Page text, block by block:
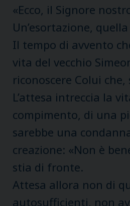
«Ecco, il Signore
Un’esortazione,
Il tempo di avvento
vita del vecchio
riconoscere Colui
L’attesa intreccia la
compimento, di una
sarebbe una
creazione: «Non è
stia di fronte.
Attesa allora non di
autosufficienti, non